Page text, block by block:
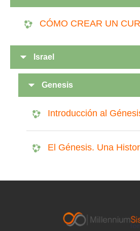
CÓMO CREAR UN
Israel
Genesis
Introducción al
El Génesis. Una